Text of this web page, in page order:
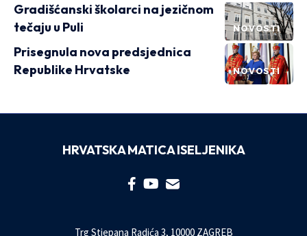
NOVOSTI
Gradišćanski školarci na jezičnom
tečaju u Puli
NOVOSTI
Prisegnula nova predsjednica
Republike Hrvatske
HRVATSKA MATICA ISELJENIKA
Trg Stjepana Radića 3, 10000 ZAGREB